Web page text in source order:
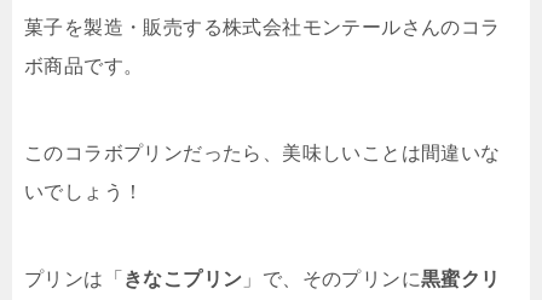
菓子を製造・販売する株式会社モンテールさんのコラ
ボ商品です。
このコラボプリンだったら、美味しいことは間違いな
いでしょう！
プリンは「 きなこプリン 」で、そのプリンに黒蜜クリ